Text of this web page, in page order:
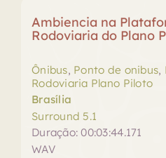
Ambiencia na
Rodoviaria do Plano
Ônibus, Ponto de onibus,
Rodoviaria Plano Piloto
Brasília
Surround 5.1
Duração: 00:03:44.171
WAV